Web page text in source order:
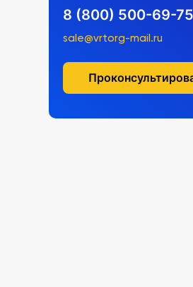
8 (800) 500-69-75
sale@vrtorg-mail.ru